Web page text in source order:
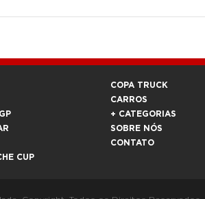
CUP
COPA TRUCK
CARROS
+ CATEGORIAS
SOBRE NÓS
CONTATO